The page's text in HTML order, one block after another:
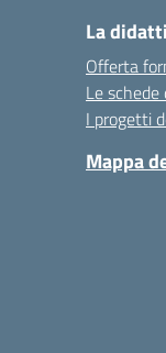
La
Offerta
Le
I progetti
Mappa